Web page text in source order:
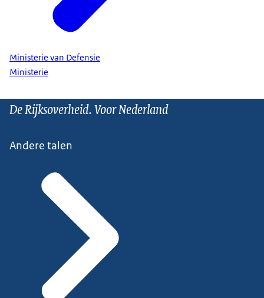
Militaire Inlichtingen- en
Veiligheidsdienst (MIVD)
Ministerie van Defensie
Ministerie
De Rijksoverheid. Voor Nederland
Andere talen